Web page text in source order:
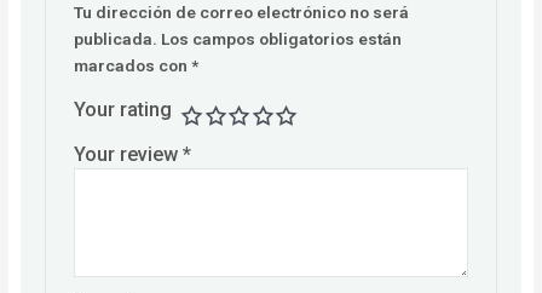
Tu dirección de correo electrónico no será
publicada. Los campos obligatorios están
marcados con*
Your rating
Your review*